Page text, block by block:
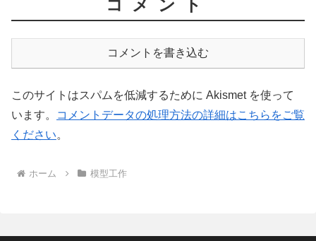
コメント
コメントを書き込む
このサイトはスパムを低減するために Akismet を使って
います。
コメントデータの処理方法の詳細はこちらをご覧
ください。
ホーム 模型工作